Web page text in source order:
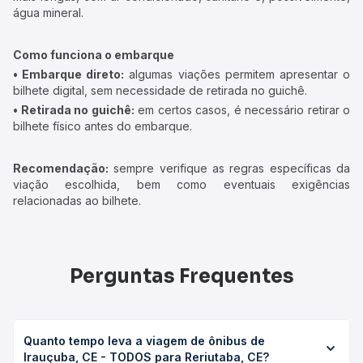
água mineral.
Como funciona o embarque
• Embarque direto: algumas viações permitem apresentar o
bilhete digital, sem necessidade de retirada no guichê.
• Retirada no guichê: em certos casos, é necessário retirar o
bilhete físico antes do embarque.
Recomendação: sempre verifique as regras específicas da
viação escolhida, bem como eventuais exigências
relacionadas ao bilhete.
Perguntas Frequentes
Quanto tempo leva a viagem de ônibus de
Irauçuba, CE - TODOS para Reriutaba, CE?